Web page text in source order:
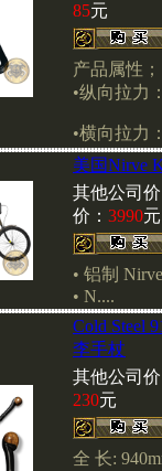
85元
产品属性；
•纵向拉力
•横向拉力
美国Nirve
其他公司价
价： 3990元
• 铝制
• N....
Cold Steel
李手杖
其他公司价
230元
全 长: